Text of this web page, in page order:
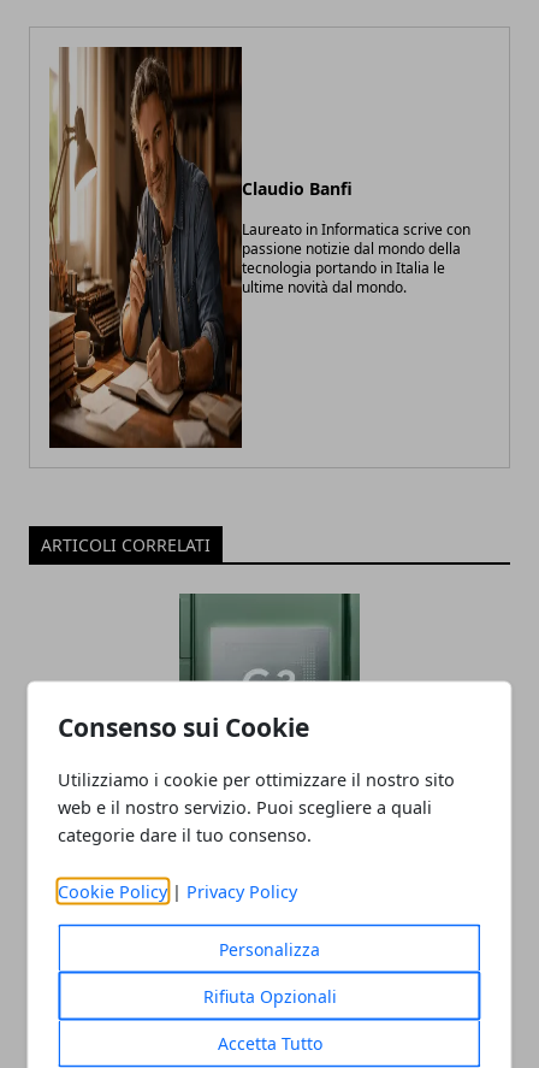
Consenso sui Cookie
Utilizziamo i cookie per ottimizzare il nostro sito
web e il nostro servizio. Puoi scegliere a quali
categorie dare il tuo consenso.
Cookie Policy | Privacy Policy
Personalizza
Rifiuta Opzionali
Accetta Tutto
Claudio Banfi
Laureato in Informatica scrive con
passione notizie dal mondo della
tecnologia portando in Italia le
ultime novità dal mondo.
ARTICOLI CORRELATI
Ricche anticipazioni sul Tensor G3 di
Pixel 8
05/06/2023